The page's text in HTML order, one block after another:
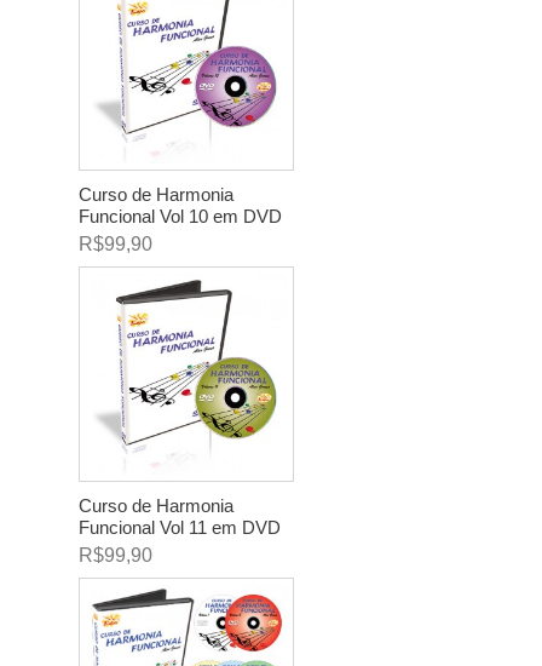
Curso de Harmonia
Funcional Vol 10 em DVD
R$99,90
Curso de Harmonia
Funcional Vol 11 em DVD
R$99,90